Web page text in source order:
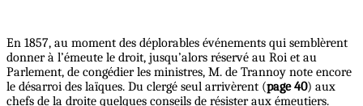
En 1857, au moment des déplorables événements qui semblèrent
donner à l’émeute le droit, jusqu’alors réservé au Roi et au
Parlement, de congédier les ministres, M. de Trannoy note encore
le désarroi des laïques. Du clergé seul arrivèrent (page 40) aux
chefs de la droite quelques conseils de résister aux émeutiers.